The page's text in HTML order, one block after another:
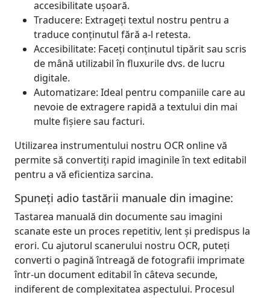
accesibilitate ușoară.
Traducere: Extrageți textul nostru pentru a
traduce conținutul fără a-l retesta.
Accesibilitate: Faceți conținutul tipărit sau scris
de mână utilizabil în fluxurile dvs. de lucru
digitale.
Automatizare: Ideal pentru companiile care au
nevoie de extragere rapidă a textului din mai
multe fișiere sau facturi.
Utilizarea instrumentului nostru OCR online vă
permite să convertiți rapid imaginile în text editabil
pentru a vă eficientiza sarcina.
Spuneți adio tastării manuale din imagine:
Tastarea manuală din documente sau imagini
scanate este un proces repetitiv, lent și predispus la
erori. Cu ajutorul scanerului nostru OCR, puteți
converti o pagină întreagă de fotografii imprimate
într-un document editabil în câteva secunde,
indiferent de complexitatea aspectului. Procesul